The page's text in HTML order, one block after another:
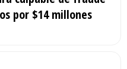
por $14 millones